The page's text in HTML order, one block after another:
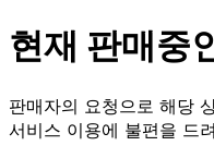
현재 판매중
판매자의 요청으로 해당
서비스 이용에 불편을 드